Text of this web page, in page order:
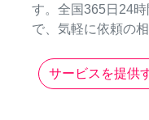
す。全国365日24
で、気軽に依頼の
サービスを提供